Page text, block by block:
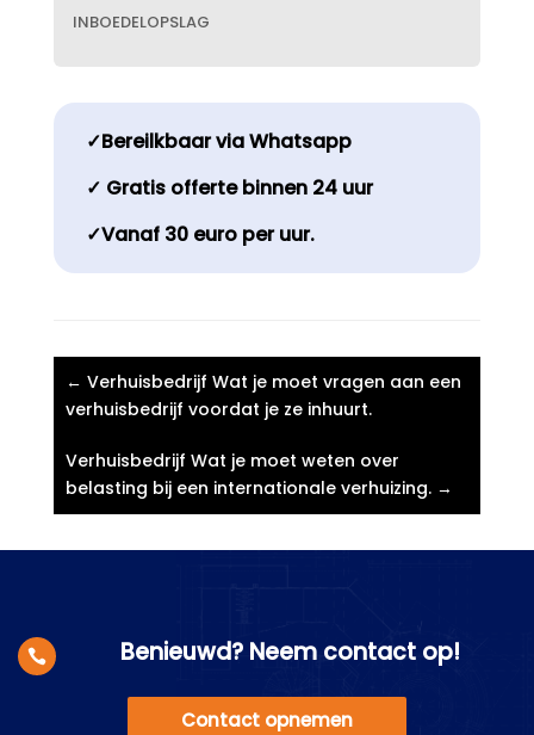
INBOEDELOPSLAG
✓Bereilkbaar via Whatsapp
✓ Gratis offerte binnen 24 uur
✓Vanaf 30 euro per uur.
← Verhuisbedrijf Wat je moet vragen aan een
verhuisbedrijf voordat je ze inhuurt.​
Verhuisbedrijf Wat je moet weten over
belasting bij een internationale verhuizing.​→
 Benieuwd? Neem contact op!
Contact opnemen